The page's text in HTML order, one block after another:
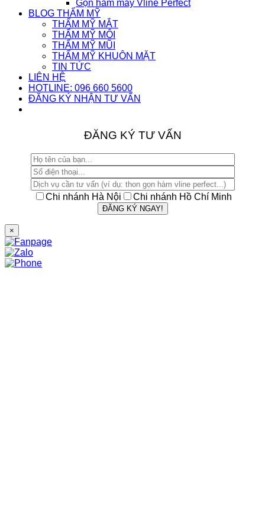
Gọn hàm máy Vline Perfect
BLOG THẨM MỸ
THẨM MỸ MẮT
THẨM MỸ MÔI
THẨM MỸ MŨI
THẨM MỸ KHUÔN MẶT
TIN TỨC
LIÊN HỆ
HOTLINE: 096 660 5600
ĐĂNG KÝ NHẬN TƯ VẤN
ĐĂNG KÝ TƯ VẤN
Chi nhánh Hà Nội Chi nhánh Hồ Chí Minh
×